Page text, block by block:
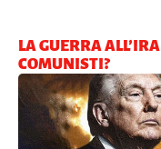
LA GUERRA
COMUNISTI?